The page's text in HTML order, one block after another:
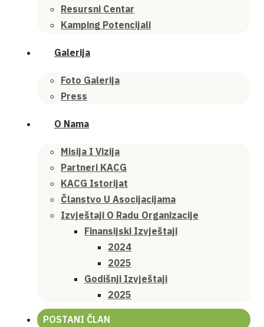
Resursni Centar
Kamping Potencijali
Galerija
Foto Galerija
Press
O Nama
Misija I Vizija
Partneri KACG
KACG Istorijat
Članstvo U Asocijacijama
Izvještaji O Radu Organizacije
Finansijski Izvještaji
2024
2025
Godišnji Izvještaji
2025
POSTANI ČLAN